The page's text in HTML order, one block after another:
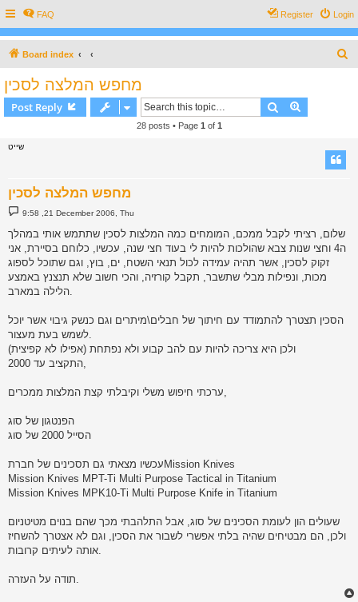
FAQ Login
Register
Board index
מחפש המלצה לסכין
Post Reply Search
28 posts • Page 1 of 1
שייט
מחפש המלצה לסכין
P
o
t
9:58 ,21 December 2006, Thu
שלום, רציתי לקבל ממכם, המומחים כמה המלצות לסכין שתתמש אותי במהלך
ה4 וחצי שנות צבא שהולכות להיות לי בעוד חצי שנה, עכשיו, כלוחם בסיירת, אני
זקוק לסכין, אשר תהיה עמידה לכול תנאי השטח, ים, בוץ, וגם שתוכל לספוג
מכות, ונפילות מבלי שתשבר, תקבל קורזיה, והכי חשוב שלא תנצנץ באמצע
הלילה במארב.
הסכין תצטרך להתמודד עם חיתוך של חבלים\מיתרים וגם כנשק גיבוי אשר יוכל
לשמש בעת מעצור.
ולכן היא צריכה להיות עם להב קבוע ולא נפתחת (אפילו לא קפיצית)
התקציב עד 2000,
ערכתי חיפוש משלי וקיבלתי קצת המלצות ממכרים,
הפנטגון של סוג
הסייל 2000 של סוג
עכשיו מצאתי גם תסכינים של חברתMission Knives
Mission Knives MPT-Ti Multi Purpose Tactical in Titanium
Mission Knives MPK10-Ti Multi Purpose Knife in Titanium
שעולים הון לעומת הסכינים של סוג, אבל התלהבתי מכך שהם בנוים מטיטניום
ולכן, הם מבטיחים שהיה בלתי אפשרי לשבור את הסכין, וגם לא אצטרך להשחיז
אותה לעיתים קרובות.
תודה על העזרה.